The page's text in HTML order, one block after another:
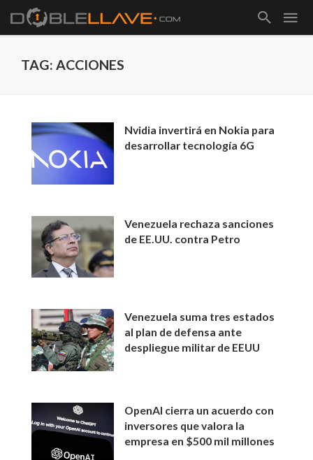
TAG: ACCIONES
Nvidia invertirá en Nokia para
desarrollar tecnología 6G
Venezuela rechaza sanciones
de EE.UU. contra Petro
Venezuela suma tres estados
al plan de defensa ante
despliegue militar de EEUU
OpenAI cierra un acuerdo con
inversores que valora la
empresa en $500 mil millones